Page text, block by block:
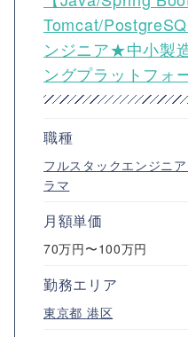
Tomcat/
ンジニア★中小製
ングプラットフォ
職種
フルスタックエンジニア
ラマ
月額単価
70万円〜100万円
勤務エリア
東京都 港区